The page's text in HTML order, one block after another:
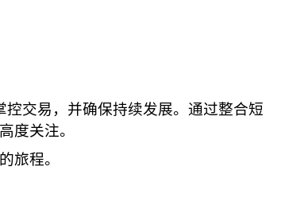
交易，并确保持续发展。通过整合短
度关注。
旅程。